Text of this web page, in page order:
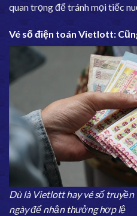
quan trọng để tránh mọi tiếc
Vé số điện toán Vietlott:
Dù là Vietlott hay vé số
ngày để nhận thưởng hợp lệ